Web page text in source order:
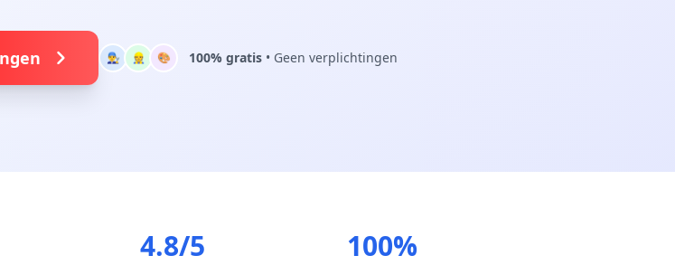
👨‍🔧 👷 🎨 100% gratis • Geen verplichtingen
4.8/5 100%